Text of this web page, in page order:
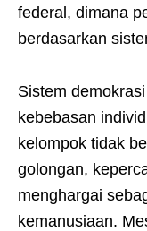
federal, dimana
berdasarkan
Sistem
kebebasan
kelompok tidak
golongan,
menghargai
kemanusiaan.